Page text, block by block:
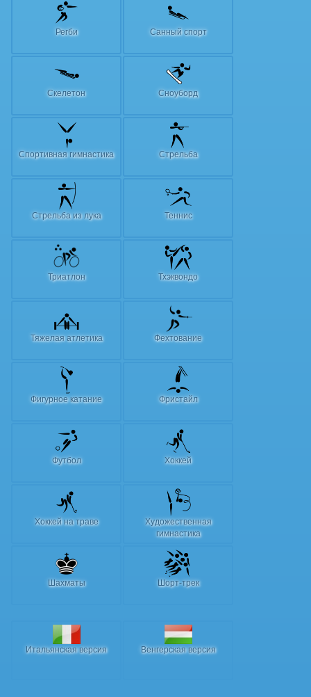
Регби Санный спорт
Скелетон Сноуборд
Спортивная гимнастика Стрельба
Стрельба из лука Теннис
Триатлон Тхэквондо
Тяжелая атлетика Фехтование
Фигурное катание Фристайл
Футбол Хоккей
Хоккей на траве
Художественная
гимнастика
Шахматы Шорт-трек
Итальянская версия Венгерская версия